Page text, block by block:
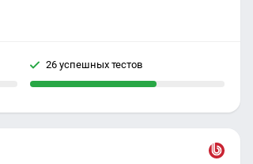
26 успешных тестов